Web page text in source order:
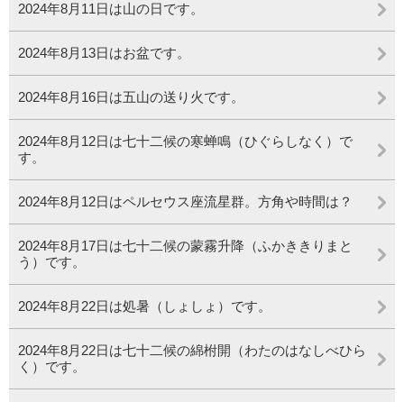
2024年8月11日は山の日です。
2024年8月13日はお盆です。
2024年8月16日は五山の送り火です。
2024年8月12日は七十二候の寒蝉鳴（ひぐらしなく）で
す。
2024年8月12日はペルセウス座流星群。方角や時間は？
2024年8月17日は七十二候の蒙霧升降（ふかききりまと
う）です。
2024年8月22日は処暑（しょしょ）です。
2024年8月22日は七十二候の綿柎開（わたのはなしべひら
く）です。